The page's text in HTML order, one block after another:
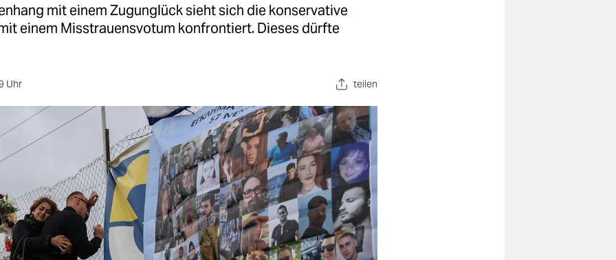
mit einem Zugunglück sieht sich die konservative
einem Misstrauensvotum konfrontiert. Dieses dürfte
Uhr teilen